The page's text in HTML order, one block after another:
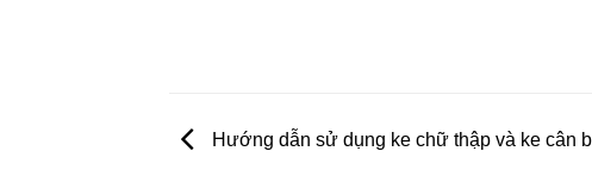
Hướng dẫn sử dụng ke chữ thập và ke cân